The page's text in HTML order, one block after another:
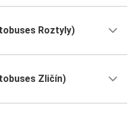
Roztyly)
Zličín)